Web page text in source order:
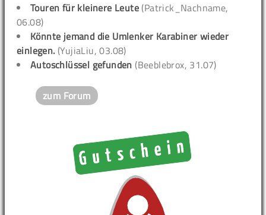
Touren für kleinere Leute (Patrick_Nachname,
06.08)
Könnte jemand die Umlenker Karabiner wieder
einlegen. (YujiaLiu, 03.08)
Autoschlüssel gefunden (Beeblebrox, 31.07)
zum Forum